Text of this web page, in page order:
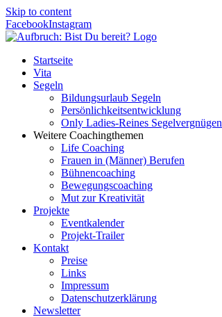
Skip to content
FacebookInstagram
Startseite
Vita
Segeln
Bildungsurlaub Segeln
Persönlichkeitsentwicklung
Only Ladies-Reines Segelvergnügen
Weitere Coachingthemen
Life Coaching
Frauen in (Männer) Berufen
Bühnencoaching
Bewegungscoaching
Mut zur Kreativität
Projekte
Eventkalender
Projekt-Trailer
Kontakt
Preise
Links
Impressum
Datenschutzerklärung
Newsletter